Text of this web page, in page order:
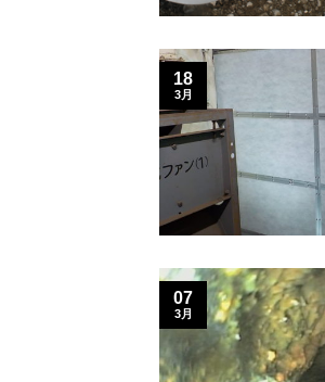
18
3月
07
3月